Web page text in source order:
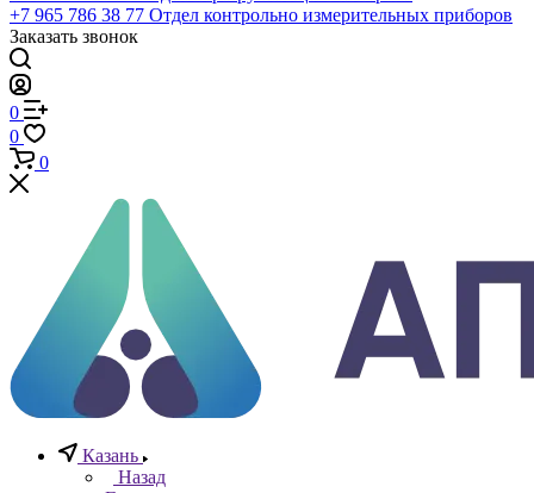
Телефоны
+7 (812) 640-40-13
8 800 777 20 78
+7 965 786 38 77
Заказать звонок
0
0